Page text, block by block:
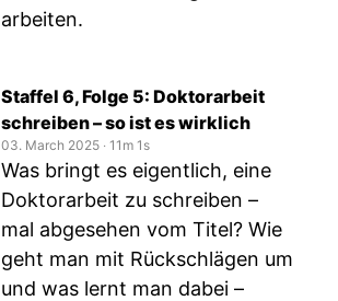
arbeiten.
Staffel 6, Folge 5: Doktorarbeit
schreiben – so ist es wirklich
03. March 2025 ‧ 11m 1s
Was bringt es eigentlich, eine
Doktorarbeit zu schreiben –
mal abgesehen vom Titel? Wie
geht man mit Rückschlägen um
und was lernt man dabei –